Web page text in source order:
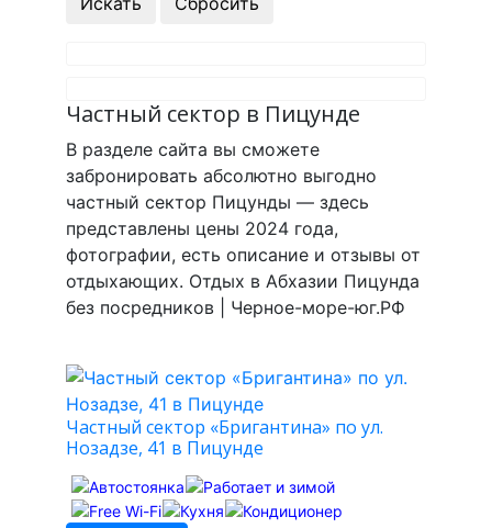
Частный сектор в Пицунде
В разделе сайта вы сможете
забронировать абсолютно выгодно
частный сектор Пицунды — здесь
представлены цены 2024 года,
фотографии, есть описание и отзывы от
отдыхающих. Отдых в Абхазии Пицунда
без посредников | Черное-море-юг.РФ
Частный сектор «Бригантина» по ул.
Нозадзе, 41 в Пицунде